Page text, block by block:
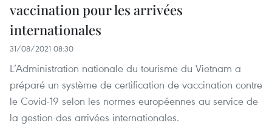
vaccination pour les arrivées
internationales
31/08/2021 08:30
L’Administration nationale du tourisme du Vietnam a
préparé un système de certification de vaccination contre
le Covid-19 selon les normes européennes au service de
la gestion des arrivées internationales.